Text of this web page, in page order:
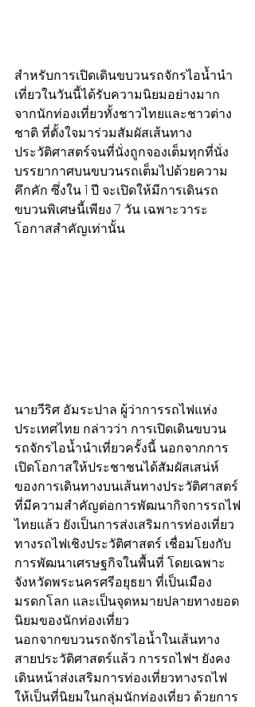
สำหรับการเปิดเดินขบวนรถจักรไอน้ำนำ
เที่ยวในวันนี้ได้รับความนิยมอย่างมาก
จากนักท่องเที่ยวทั้งชาวไทยและชาวต่าง
ชาติ ที่ตั้งใจมาร่วมสัมผัสเส้นทาง
ประวัติศาสตร์จนที่นั่งถูกจองเต็มทุกที่นั่ง
บรรยากาศบนขบวนรถเต็มไปด้วยความ
คึกคัก ซึ่งใน 1 ปี จะเปิดให้มีการเดินรถ
ขบวนพิเศษนี้เพียง 7 วัน เฉพาะวาระ
โอกาสสำคัญเท่านั้น
นายวีริศ อัมระปาล ผู้ว่าการรถไฟแห่ง
ประเทศไทย กล่าวว่า การเปิดเดินขบวน
รถจักรไอน้ำนำเที่ยวครั้งนี้ นอกจากการ
เปิดโอกาสให้ประชาชนได้สัมผัสเสน่ห์
ของการเดินทางบนเส้นทางประวัติศาสตร์
ที่มีความสำคัญต่อการพัฒนากิจการรถไฟ
ไทยแล้ว ยังเป็นการส่งเสริมการท่องเที่ยว
ทางรถไฟเชิงประวัติศาสตร์ เชื่อมโยงกับ
การพัฒนาเศรษฐกิจในพื้นที่ โดยเฉพาะ
จังหวัดพระนครศรีอยุธยา ที่เป็นเมือง
มรดกโลก และเป็นจุดหมายปลายทางยอด
นิยมของนักท่องเที่ยว
นอกจากขบวนรถจักรไอน้ำในเส้นทาง
สายประวัติศาสตร์แล้ว การรถไฟฯ ยังคง
เดินหน้าส่งเสริมการท่องเที่ยวทางรถไฟ
ให้เป็นที่นิยมในกลุ่มนักท่องเที่ยว ด้วยการ